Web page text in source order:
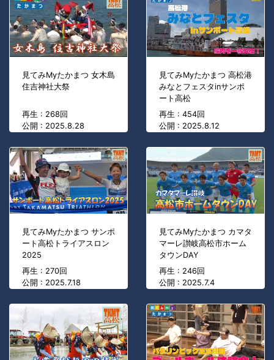
見てみMyたかまつ 女木島
住吉神社大祭
再生 : 268回
公開 : 2025.8.28
見てみMyたかまつ 高松港
みなとフェスタinサンポ
ート高松
再生 : 454回
公開 : 2025.8.12
見てみMyたかまつ サンポ
ート高松トライアスロン
2025
再生 : 270回
公開 : 2025.7.18
見てみMyたかまつ カマタ
マーレ讃岐高松市ホーム
タウンDAY
再生 : 246回
公開 : 2025.7.4